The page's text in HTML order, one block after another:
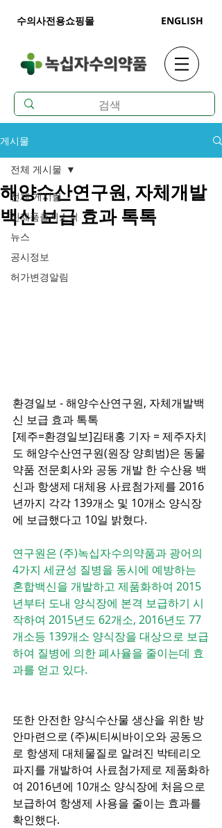
수의사전용쇼핑몰 ENGLISH
게시물
전체 게시물
신제품출시소식
뉴스
공시정보
허가변경알림
전체 게시물
해양수산연구원, 자체개발
백신 보급 효과 톡톡
환경일보 - 해양수산연구원, 자체개발백
신 보급 효과 톡톡
[제주=환경일보]김태홍 기자 = 제주자치
도 해양수산연구원(원장 양희범)은 동물
약품 전문회사와 공동 개발 한 수산용 백
신과 항생제 대체용 사료첨가제를 2016
년까지 각각 139개소 및 10개소 양식장
에 보급했다고 10일 밝혔다.
연구원은 (주)녹십자수의약품과 광어의
4가지 세균성 질병을 동시에 예방하는
혼합백신을 개발하고 제품화하여 2015
년부터 도내 양식장에 본격 보급하기 시
작하여 2015년도 62개소, 2016년도 77
개소등 139개소 양식장을 대상으로 보급
하여 질병에 의한 폐사율을 줄이는데 효
과를 얻고 있다.
또한 안전한 양식수산물 생산을 위한 방
안마련으로 (주)씨티씨바이오와 공동으
로 항생제 대체물질로 알려진 박테리오
파지를 개발하여 사료첨가제로 제품화하
여 2016년에 10개소 양식장에 처음으로
보급하여 항생제 사용을 줄이는 효과를
확인했다.